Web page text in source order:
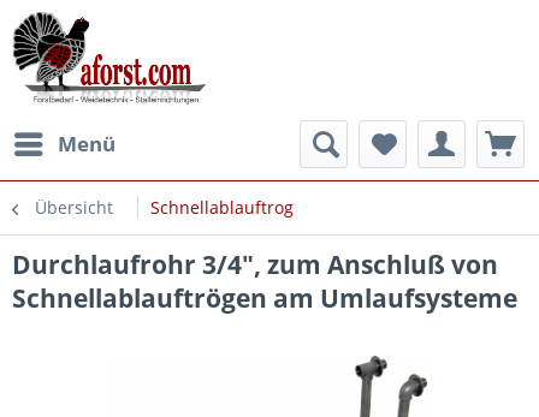
Menü
Übersicht Schnellablauftrog
Durchlaufrohr 3/4", zum Anschluß von
Schnellablauftrögen am Umlaufsysteme